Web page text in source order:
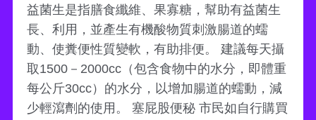
益菌生是指膳食纖維、果寡糖，幫助有益菌生
長、利用，並產生有機酸物質刺激腸道的蠕
動、使糞便性質變軟，有助排便。 建議每天攝
取1500－2000cc（包含食物中的水分，即體重
每公斤30cc）的水分，以增加腸道的蠕動，減
少輕瀉劑的使用。 塞屁股便秘 市民如自行購買